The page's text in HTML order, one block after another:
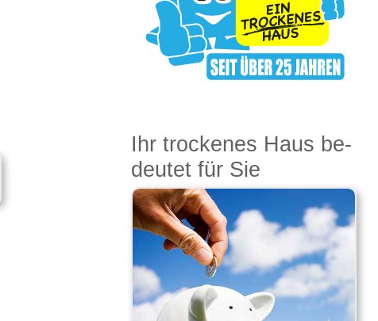
Ihr trocke­nes Haus be­
deu­tet für Sie